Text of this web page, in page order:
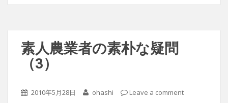
素人農業者の素朴な疑問
（3）
2010年5月28日 ohashi Leave a comment